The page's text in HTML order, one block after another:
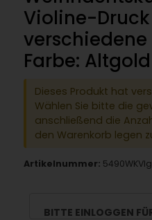
Violine-
Farbe:
Dieses Produkt hat
Wählen Sie bitte die
anschließend die
den Warenkorb legen
Artikelnummer:
BITTE EINLOGGEN